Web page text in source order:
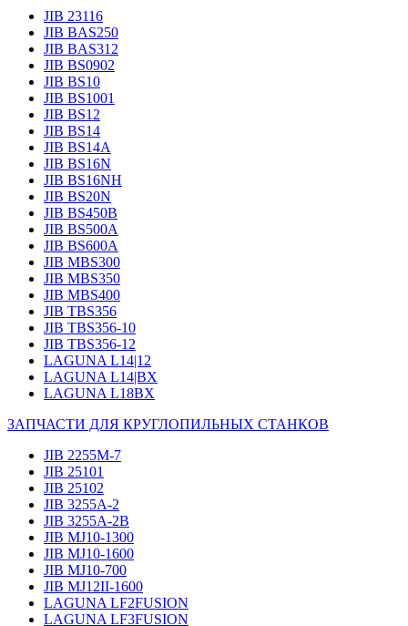
JIB 23116
JIB BAS250
JIB BAS312
JIB BS0902
JIB BS10
JIB BS1001
JIB BS12
JIB BS14
JIB BS14А
JIB BS16N
JIB BS16NH
JIB BS20N
JIB BS450B
JIB BS500A
JIB BS600A
JIB MBS300
JIB MBS350
JIB MBS400
JIB TBS356
JIB TBS356-10
JIB TBS356-12
LAGUNA L14|12
LAGUNA L14|BX
LAGUNA L18BX
ЗАПЧАСТИ ДЛЯ КРУГЛОПИЛЬНЫХ СТАНКОВ
JIB 2255M-7
JIB 25101
JIB 25102
JIB 3255A-2
JIB 3255A-2B
JIB MJ10-1300
JIB MJ10-1600
JIB MJ10-700
JIB MJ12II-1600
LAGUNA LF2FUSION
LAGUNA LF3FUSION